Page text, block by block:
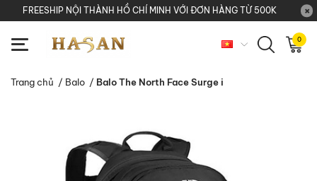
FREESHIP NỘI THÀNH HỒ CHÍ MINH VỚI ĐƠN HÀNG TỪ 500K
0
Trang chủ / Balo / Balo The North Face Surge i